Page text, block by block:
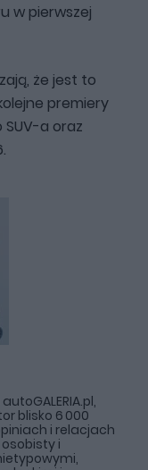
w pierwszej
że jest to
premiery
a oraz
blisko 6 000
i relacjach
i